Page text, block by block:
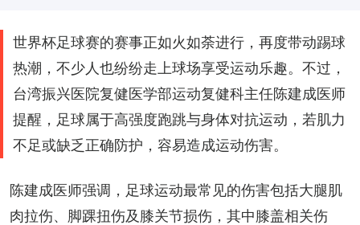
世界杯足球赛的赛事正如火如荼进行，再度带动踢球
热潮，不少人也纷纷走上球场享受运动乐趣。不过，
台湾振兴医院复健医学部运动复健科主任陈建成医师
提醒，足球属于高强度跑跳与身体对抗运动，若肌力
不足或缺乏正确防护，容易造成运动伤害。
陈建成医师强调，足球运动最常见的伤害包括大腿肌
肉拉伤、脚踝扭伤及膝关节损伤，其中膝盖相关伤